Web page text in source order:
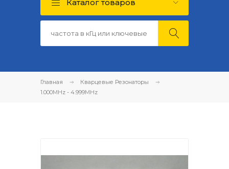
Каталог товаров
Главная
Кварцевые Резонаторы
1.000MHz - 4.999MHz